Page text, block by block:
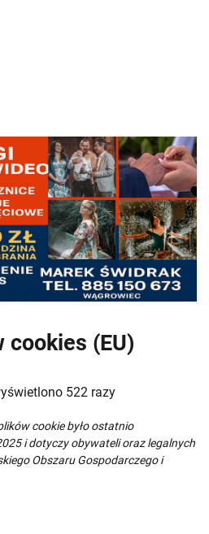
cookies (EU)
522 razy
cookie było ostatnio
i dotyczy obywateli oraz legalnych
Obszaru Gospodarczego i